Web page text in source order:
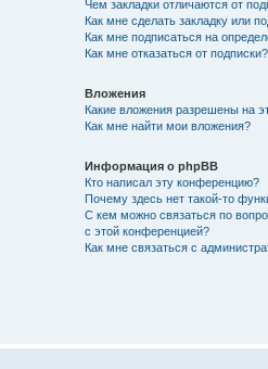
Чем закладки отличаются от
Как мне сделать закладку или
Как мне подписаться на
Как мне отказаться от подписки?
Вложения
Какие вложения разрешены на
Как мне найти мои вложения?
Информация о phpBB
Кто написал эту конференцию?
Почему здесь нет такой-то
С кем можно связаться по
с этой конференцией?
Как мне связаться с